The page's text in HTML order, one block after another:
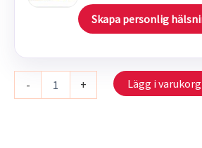
Skapa personlig
-
211/316
+ Lägg i varukorg